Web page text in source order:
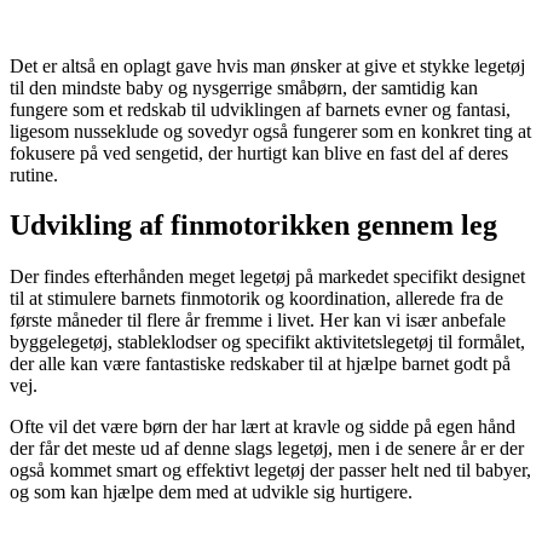
Det er altså en oplagt gave hvis man ønsker at give et stykke legetøj
til den mindste baby og nysgerrige småbørn, der samtidig kan
fungere som et redskab til udviklingen af barnets evner og fantasi,
ligesom nusseklude og sovedyr også fungerer som en konkret ting at
fokusere på ved sengetid, der hurtigt kan blive en fast del af deres
rutine.
Udvikling af finmotorikken gennem leg
Der findes efterhånden meget legetøj på markedet specifikt designet
til at stimulere barnets finmotorik og koordination, allerede fra de
første måneder til flere år fremme i livet. Her kan vi især anbefale
byggelegetøj, stableklodser og specifikt aktivitetslegetøj til formålet,
der alle kan være fantastiske redskaber til at hjælpe barnet godt på
vej.
Ofte vil det være børn der har lært at kravle og sidde på egen hånd
der får det meste ud af denne slags legetøj, men i de senere år er der
også kommet smart og effektivt legetøj der passer helt ned til babyer,
og som kan hjælpe dem med at udvikle sig hurtigere.